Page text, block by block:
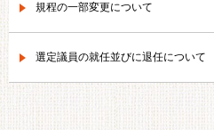
規程の一部変更について
選定議員の就任並びに退任について